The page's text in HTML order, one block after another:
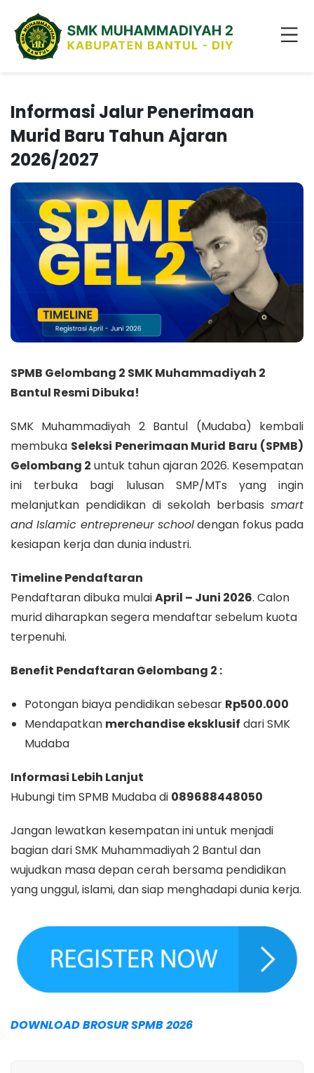
Informasi Jalur Penerimaan
Murid Baru Tahun Ajaran
2026/2027
SPMB Gelombang 2 SMK Muhammadiyah 2
Bantul Resmi Dibuka!
SMK Muhammadiyah 2 Bantul (Mudaba) kembali
membuka Seleksi Penerimaan Murid Baru (SPMB)
Gelombang 2 untuk tahun ajaran 2026. Kesempatan
ini terbuka bagi lulusan SMP/MTs yang ingin
melanjutkan pendidikan di sekolah berbasis smart
and Islamic entrepreneur schooldengan fokus pada
kesiapan kerja dan dunia industri.
Timeline Pendaftaran
Pendaftaran dibuka mulaiApril – Juni 2026. Calon
murid diharapkan segera mendaftar sebelum kuota
terpenuhi.
Benefit Pendaftaran Gelombang 2 :
Potongan biaya pendidikan sebesar Rp500.000
Mendapatkan merchandise eksklusif dari SMK
Mudaba
Informasi Lebih Lanjut
Hubungi tim SPMB Mudaba di 089688448050
Jangan lewatkan kesempatan ini untuk menjadi
bagian dari SMK Muhammadiyah 2 Bantul dan
wujudkan masa depan cerah bersama pendidikan
yang unggul, islami, dan siap menghadapi dunia kerja.
DOWNLOAD BROSUR SPMB 2026